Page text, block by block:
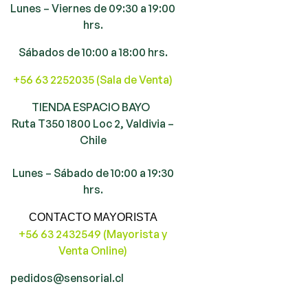
Lunes – Viernes de 09:30 a 19:00
hrs.
Sábados de 10:00 a 18:00 hrs.
+56 63 2252035 (Sala de Venta)
TIENDA ESPACIO BAYO
Ruta T350 1800 Loc 2, Valdivia –
Chile
Lunes – Sábado de 10:00 a 19:30
hrs.
CONTACTO MAYORISTA
+56 63 2432549 (Mayorista y
Venta Online)
pedidos@sensorial.cl